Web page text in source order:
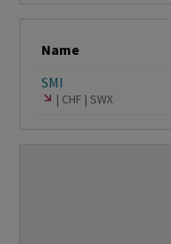
Name
SMI
CHF SWX